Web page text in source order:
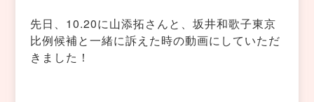
先日、10.20に山添拓さんと、坂井和歌子東京
比例候補と一緒に訴えた時の動画にしていただ
きました！